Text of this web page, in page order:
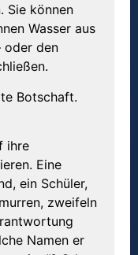
Sie können
Wasser aus
oder den
Botschaft.
ihre
Eine
ein Schüler,
zweifeln
Namen er